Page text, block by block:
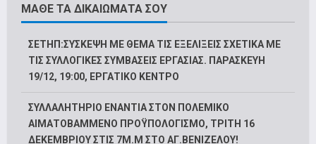
ΜΑΘΕ ΤΑ ΔΙΚΑΙΩΜΑΤΑ ΣΟΥ
ΣΕΤΗΠ:ΣΥΣΚΕΨΗ ΜΕ ΘΕΜΑ ΤΙΣ ΕΞΕΛΙΞΕΙΣ ΣΧΕΤΙΚΑ ΜΕ
ΤΙΣ ΣΥΛΛΟΓΙΚΕΣ ΣΥΜΒΑΣΕΙΣ ΕΡΓΑΣΙΑΣ. ΠΑΡΑΣΚΕΥΗ
19/12, 19:00, ΕΡΓΑΤΙΚΟ ΚΕΝΤΡΟ
ΣΥΛΛΑΛΗΤΗΡΙΟ ΕΝΑΝΤΙΑ ΣΤΟΝ ΠΟΛΕΜΙΚΟ
ΑΙΜΑΤΟΒΑΜΜΕΝΟ ΠΡΟΫΠΟΛΟΓΙΣΜΟ, ΤΡΙΤΗ 16
ΔΕΚΕΜΒΡΙΟΥ ΣΤΙΣ 7Μ.Μ ΣΤΟ ΑΓ.ΒΕΝΙΖΕΛΟΥ!